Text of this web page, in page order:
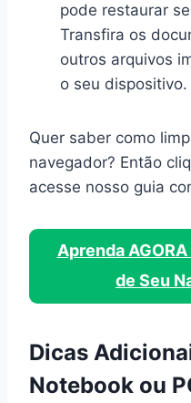
pode restaurar
Transfira os
outros arquivos
o seu dispositivo.
Quer saber como
navegador? Então
acesse nosso guia
Aprenda
de Seu
Dicas
Notebook ou